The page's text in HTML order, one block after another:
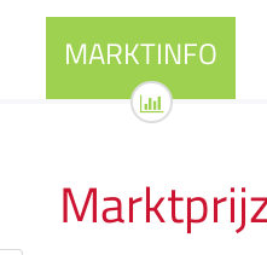
MARKTINFO